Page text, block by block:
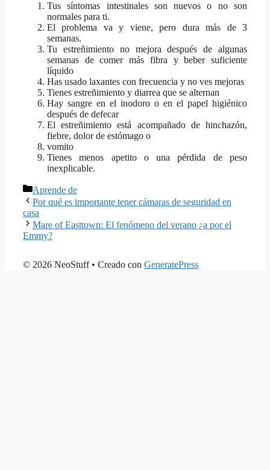
Tus síntomas intestinales son nuevos o no son
normales para ti.
El problema va y viene, pero dura más de 3
semanas.
Tu estreñimiento no mejora después de algunas
semanas de comer más fibra y beber suficiente
líquido
Has usado laxantes con frecuencia y no ves mejoras
Tienes estreñimiento y diarrea que se alternan
Hay sangre en el inodoro o en el papel higiénico
después de defecar
El estreñimiento está acompañado de hinchazón,
fiebre, dolor de estómago o
vomito
Tienes menos apetito o una pérdida de peso
inexplicable.
Categorías
Aprende de
Por qué es importante tener cámaras de seguridad en
casa
Mare of Easttown: El fenómeno del verano ¿a por el
Emmy?
© 2026 NeoStuff• Creado con GeneratePress